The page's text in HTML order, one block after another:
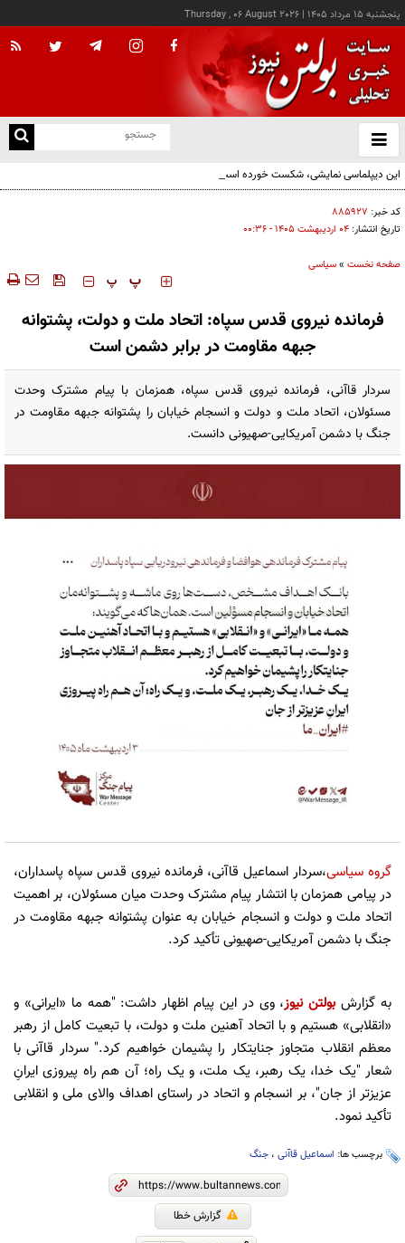
پنجشنبه ۱۵ مرداد ۱۴۰۵ |
Thursday , 06 August 2026
باز
و
این دیپلماسی نمایشی، شکست خورده است/واقعیت‌ها را بپذیرید و به تعهدات خود عمل کنید
کد خبر: ۸۸۵۹۲۷
تاریخ انتشار: ۰۴ ارديبهشت ۱۴۰۵ - ۰۰:۳۶
صفحه نخست »سیاسی
‍‍‍ پ پ
فرمانده نیروی قدس سپاه: اتحاد ملت و دولت، پشتوانه
جبهه مقاومت در برابر دشمن است
سردار قاآنی، فرمانده نیروی قدس سپاه، همزمان با پیام مشترک وحدت
مسئولان، اتحاد ملت و دولت و انسجام خیابان را پشتوانه جبهه مقاومت در
جنگ با دشمن آمریکایی-صهیونی دانست.
گروه سیاسی،سردار اسماعیل قاآنی، فرمانده نیروی قدس سپاه پاسداران،
در پیامی همزمان با انتشار پیام مشترک وحدت میان مسئولان، بر اهمیت
اتحاد ملت و دولت و انسجام خیابان به عنوان پشتوانه جبهه مقاومت در
جنگ با دشمن آمریکایی-صهیونی تأکید کرد.
به گزارشبولتن نیوز، وی در این پیام اظهار داشت: "همه ما «ایرانی» و
«انقلابی» هستیم و با اتحاد آهنین ملت و دولت، با تبعیت کامل از رهبر
معظم انقلاب متجاوز جنایتکار را پشیمان خواهیم کرد." سردار قاآنی با
شعار "یک خدا، یک رهبر، یک ملت، و یک راه؛ آن هم راه پیروزی ایرانِ
عزیزتر از جان"، بر انسجام و اتحاد در راستای اهداف والای ملی و انقلابی
تأکید نمود.
برچسب ها: اسماعیل قاآنی ، جنگ
گزارش خطا